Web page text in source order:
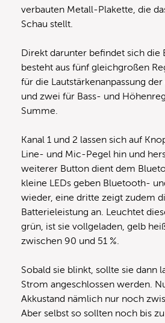
verbauten Metall-Plakette, die
Schau stellt.
Direkt darunter befindet sich die
besteht aus fünf gleichgroßen
für die Lautstärkenanpassung
und zwei für Bass- und
Summe.
Kanal 1 und 2 lassen sich auf
Line- und Mic-Pegel hin und
weiterer Button dient dem
kleine LEDs geben Bluetooth-
wieder, eine dritte zeigt zudem
Batterieleistung an. Leuchtet
grün, ist sie vollgeladen, gelb
zwischen 90 und 51 %.
Sobald sie blinkt, sollte sie dann
Strom angeschlossen werden.
Akkustand nämlich nur noch
Aber selbst so sollten noch bis